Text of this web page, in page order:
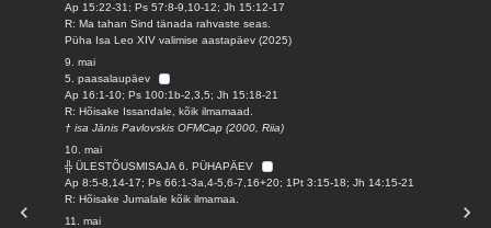
Ap 15:22-31; Ps 57:8-9,10-12; Jh 15:12-17
R: Ma tahan Sind tänada rahvaste seas.
Püha Isa Leo XIV valimise aastapäev (2025)
9. mai
5. paasalaupäev
Ap 16:1-10; Ps 100:1b-2,3,5; Jh 15:18-21
R: Hõisake Issandale, kõik ilmamaad.
† isa Jānis Pavlovskis OFMCap (2000, Riia)
10. mai
╬ ÜLESTÕUSMISAJA 6. PÜHAPÄEV
Ap 8:5-8,14-17; Ps 66:1-3a,4-5,6-7,16+20; 1Pt 3:15-18; Jh 14:15-21
R: Hõisake Jumalale kõik ilmamaa.
11. mai